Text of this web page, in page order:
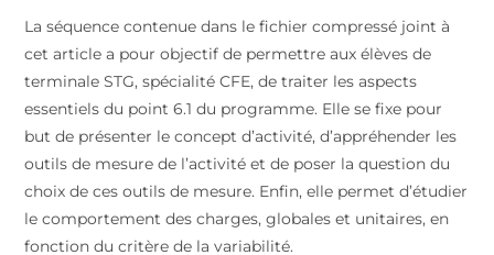
La séquence contenue dans le fichier compressé joint à
cet article a pour objectif de permettre aux élèves de
terminale STG, spécialité CFE, de traiter les aspects
essentiels du point 6.1 du programme. Elle se fixe pour
but de présenter le concept d’activité, d’appréhender les
outils de mesure de l’activité et de poser la question du
choix de ces outils de mesure. Enfin, elle permet d’étudier
le comportement des charges, globales et unitaires, en
fonction du critère de la variabilité.